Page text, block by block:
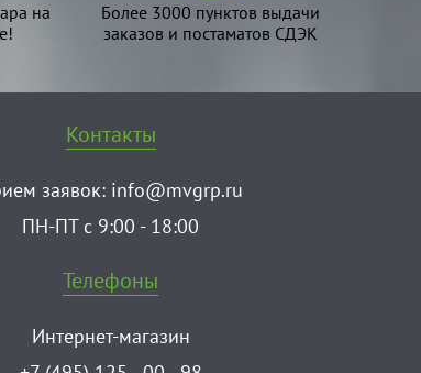
на
Более 3000 пунктов выдачи
заказов и постаматов СДЭК
Контакты
заявок: info@mvgrp.ru
ПН-ПТ с 9:00 - 18:00
Телефоны
Интернет-магазин